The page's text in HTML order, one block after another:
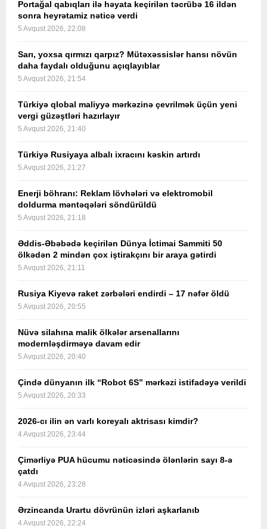
Portağal qabıqları ilə həyata keçirilən təcrübə 16 ildən
sonra heyrətamiz nəticə verdi
5 Avqust 2026, 22:08
Sarı, yoxsa qırmızı qarpız? Mütəxəssislər hansı növün
daha faydalı olduğunu açıqlayıblar
5 Avqust 2026, 21:54
Türkiyə qlobal maliyyə mərkəzinə çevrilmək üçün yeni
vergi güzəştləri hazırlayır
5 Avqust 2026, 21:40
Türkiyə Rusiyaya albalı ixracını kəskin artırdı
5 Avqust 2026, 21:27
Enerji böhranı: Reklam lövhələri və elektromobil
doldurma məntəqələri söndürüldü
5 Avqust 2026, 21:18
Əddis-Əbəbədə keçirilən Dünya İctimai Sammiti 50
ölkədən 2 mindən çox iştirakçını bir araya gətirdi
5 Avqust 2026, 21:11
Rusiya Kiyevə raket zərbələri endirdi – 17 nəfər öldü
5 Avqust 2026, 20:55
Nüvə silahına malik ölkələr arsenallarını
modernləşdirməyə davam edir
5 Avqust 2026, 20:40
Çində dünyanın ilk “Robot 6S” mərkəzi istifadəyə verildi
5 Avqust 2026, 20:33
2026-cı ilin ən varlı koreyalı aktrisası kimdir?
4 Avqust 2026, 23:44
Çimərliyə PUA hücumu nəticəsində ölənlərin sayı 8-ə
çatdı
4 Avqust 2026, 23:28
Ərzincanda Urartu dövrünün izləri aşkarlanıb
4 Avqust 2026, 22:24